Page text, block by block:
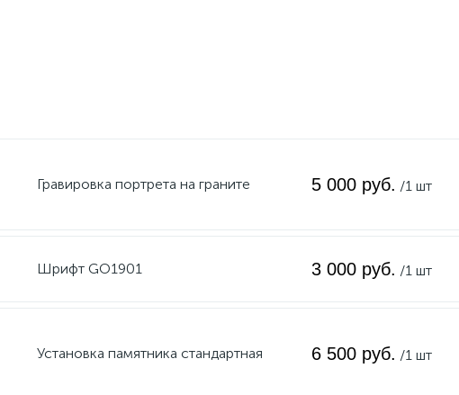
Гравировка портрета на граните 5 000 руб. /1 шт
Шрифт GO1901 3 000 руб. /1 шт
Установка памятника стандартная 6 500 руб. /1 шт